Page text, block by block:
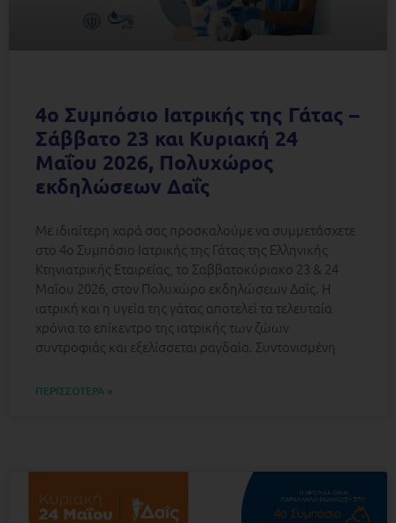
4ο Συμπόσιο Ιατρικής της Γάτας –
Σάββατο 23 και Κυριακή 24
Μαΐου 2026, Πολυχώρος
εκδηλώσεων Δαΐς
Mε ιδιαίτερη χαρά σας προσκαλούμε να συμμετάσχετε
στο 4ο Συμπόσιο Ιατρικής της Γάτας της Ελληνικής
Κτηνιατρικής Εταιρείας, το Σαββατοκύριακο 23 & 24
Μαΐου 2026, στον Πολυχώρο εκδηλώσεων Δαΐς. Η
ιατρική και η υγεία της γάτας αποτελεί τα τελευταία
χρόνια το επίκεντρο της ιατρικής των ζώων
συντροφιάς και εξελίσσεται ραγδαία. Συντονισμένη
ΠΕΡΙΣΣΟΤΕΡΑ »